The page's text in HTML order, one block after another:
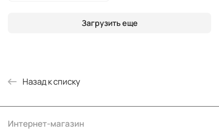
Загрузить еще
Назад к списку
Интернет-магазин